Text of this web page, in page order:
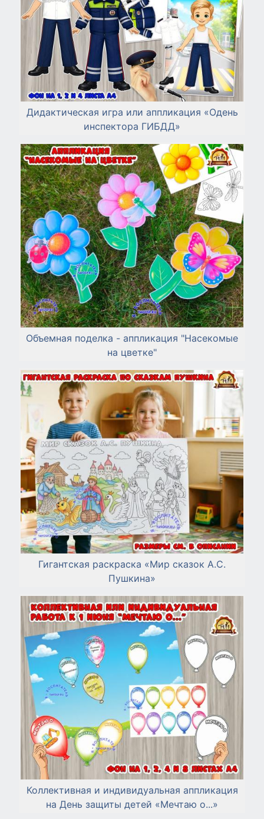
Дидактическая игра или аппликация «Одень
инспектора ГИБДД»
Объемная поделка - аппликация "Насекомые
на цветке"
Гигантская раскраска «Мир сказок А.С.
Пушкина»
Коллективная и индивидуальная аппликация
на День защиты детей «Мечтаю о...»